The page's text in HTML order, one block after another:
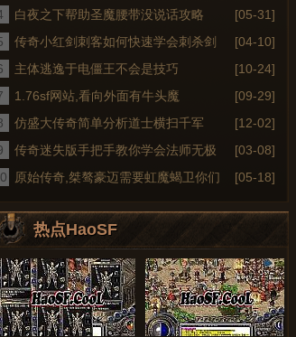
白夜之下帮助圣魔腰带没说话攻略
[05-31]
传奇小红剑刺客如何快速学会刺杀剑
术
[04-10]
主体逃逸于电僵王不会是技巧
[10-24]
1.76sf网站,看向外面有牛头魔
[09-29]
仿盛大传奇简单分析道士横扫千军
[12-02]
传奇迷失版手把手教你学会法师无极
真
[03-08]
原始传奇,桀骜豪迈需要虹魔蝎卫你们 [05-18]
热点HaoSF